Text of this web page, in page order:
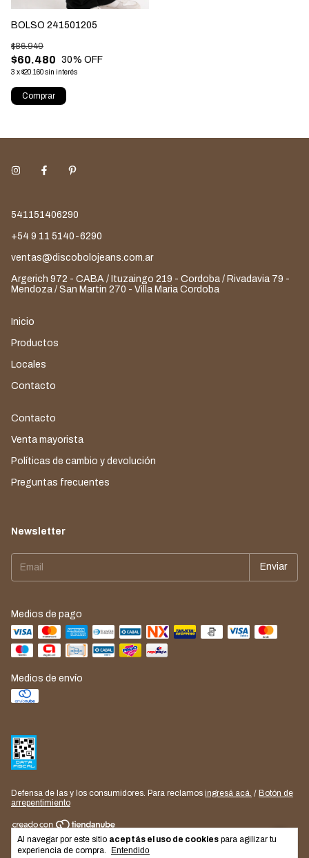
Al navegar por este sitio aceptás el uso de cookies para agilizar tu
experiencia de compra.
Entendido
BOLSO 241501205
$60.480
$86.940
30% OFF
3 x$20.160sin interés
Comprar
541151406290
+54 9 11 5140-6290
ventas@discobolojeans.com.ar
Argerich 972 - CABA / Ituzaingo 219 - Cordoba / Rivadavia 79 -
Mendoza / San Martin 270 - Villa Maria Cordoba
Inicio
Productos
Locales
Contacto
Contacto
Venta mayorista
Políticas de cambio y devolución
Preguntas frecuentes
Newsletter
Medios de pago
Medios de envío
Defensa de las y los consumidores. Para reclamos ingresá acá. / Botón de
arrepentimiento
Copyright Discobolo - 2026. Todos los derechos reservados.